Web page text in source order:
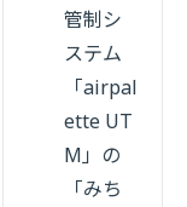
管制シ
ステム
「airpal
ette UT
M」の
「みち